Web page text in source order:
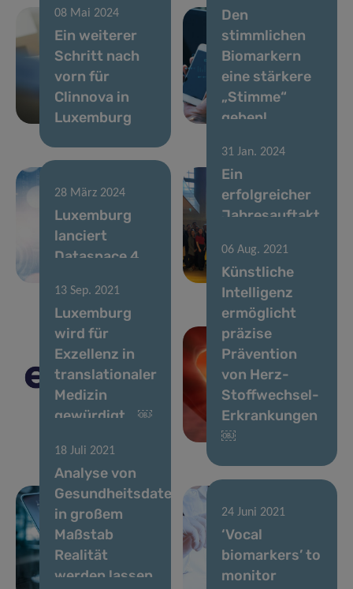
08 Mai 2024
Ein weiterer
Schritt nach
vorn für
Clinnova in
Luxemburg
Den
stimmlichen
Biomarkern
eine stärkere
„Stimme“
geben!
28 März 2024
Luxemburg
lanciert
Dataspace 4
31 Jan. 2024
Ein
erfolgreicher
Jahresauftakt
Clinnova-
Konsortium!
13 Sep. 2021
Luxemburg
wird für
Exzellenz in
translationaler
Medizin
gewürdigt ￼
06 Aug. 2021
Künstliche
Intelligenz
ermöglicht
präzise
Prävention
von Herz-
Stoffwechsel-
Erkrankungen
￼
18 Juli 2021
Analyse von
Gesundheitsdaten
in großem
Maßstab
Realität
werden lassen
24 Juni 2021
‘Vocal
biomarkers’ to
monitor